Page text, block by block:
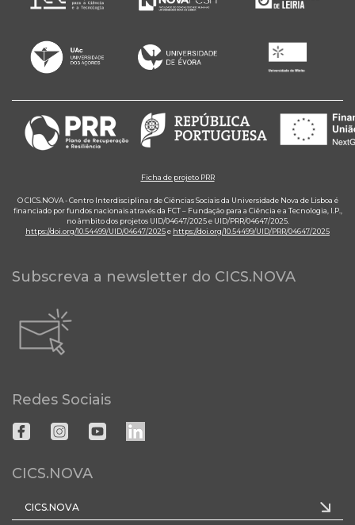
Ficha de projeto PRR
O CICS.NOVA - Centro Interdisciplinar de Ciências Sociais da Universidade Nova de Lisboa é
financiado por fundos nacionais através da FCT – Fundação para a Ciência e a Tecnologia, I.P.,
no âmbito dos projetos UID/04647/2025 e UID/PRR/04647/2025.
https://doi.org/10.54499/UID/04647/2025e https://doi.org/10.54499/UID/PRR/04647/2025
Subscreva a newsletter do CICS.NOVA
Redes Sociais
CICS.NOVA
CICS.NOVA